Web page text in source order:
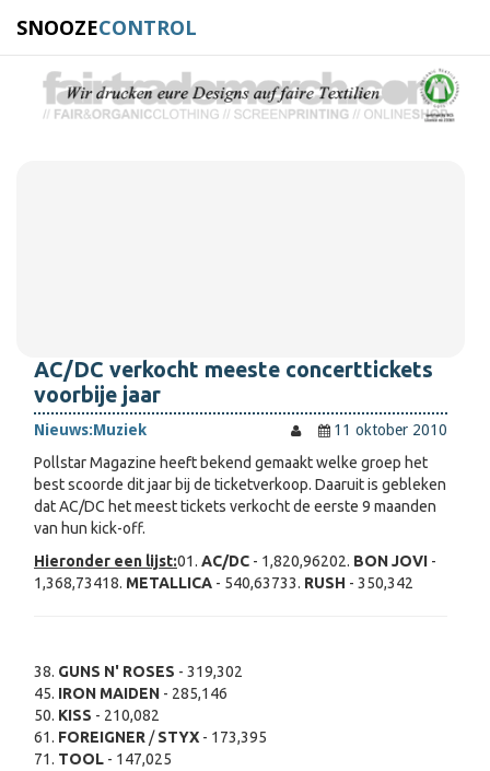
SNOOZECONTROL
AC/DC verkocht meeste concerttickets
voorbije jaar
Nieuws:Muziek
11 oktober 2010
Pollstar Magazine heeft bekend gemaakt welke groep het
best scoorde dit jaar bij de ticketverkoop. Daaruit is gebleken
dat AC/DC het meest tickets verkocht de eerste 9 maanden
van hun kick-off.
Hieronder een lijst:01. AC/DC - 1,820,96202. BON JOVI -
1,368,73418. METALLICA - 540,63733. RUSH - 350,342
38. GUNS N' ROSES - 319,302
45. IRON MAIDEN - 285,146
50. KISS - 210,082
61. FOREIGNER /STYX - 173,395
71. TOOL - 147,025